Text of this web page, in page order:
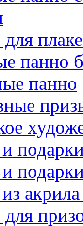
панно
панно
акрила